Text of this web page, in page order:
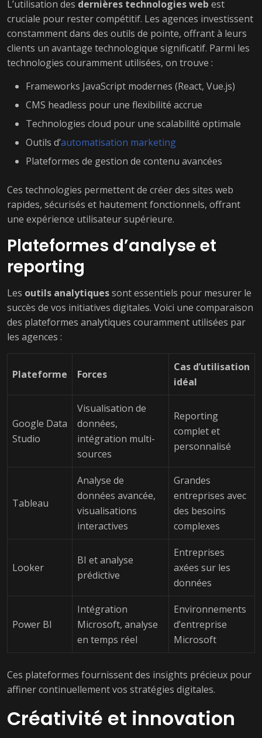
L’utilisation des dernières technologies web est
cruciale pour rester compétitif. Les agences investissent
constamment dans des outils de pointe, offrant à leurs
clients un avantage technologique significatif. Parmi les
technologies couramment utilisées, on trouve :
Frameworks JavaScript modernes (React, Vue.js)
CMS headless pour une flexibilité accrue
Technologies cloud pour une scalabilité optimale
Outils d’automatisation marketing
Plateformes de gestion de contenu avancées
Ces technologies permettent de créer des sites web
rapides, sécurisés et hautement fonctionnels, offrant
une expérience utilisateur supérieure.
Plateformes d’analyse et
reporting
Les outils analytiquessont essentiels pour mesurer le
succès de vos initiatives digitales. Voici une comparaison
des plateformes analytiques couramment utilisées par
les agences :
Plateforme Forces
Cas d’utilisation
idéal
Google Data
Studio
Visualisation de
données,
intégration multi-
sources
Reporting
complet et
personnalisé
Tableau
Analyse de
données avancée,
visualisations
interactives
Grandes
entreprises avec
des besoins
complexes
Looker
BI et analyse
prédictive
Entreprises
axées sur les
données
Power BI
Intégration
Microsoft, analyse
en temps réel
Environnements
d’entreprise
Microsoft
Ces plateformes fournissent des insights précieux pour
affiner continuellement vos stratégies digitales.
Créativité et innovation